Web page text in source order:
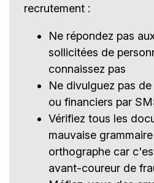
recrutement :
Ne répondez pas
sollicitées de
connaissez pas
Ne divulguez pas
ou financiers par
Vérifiez tous les
mauvaise
orthographe car
avant-coureur de